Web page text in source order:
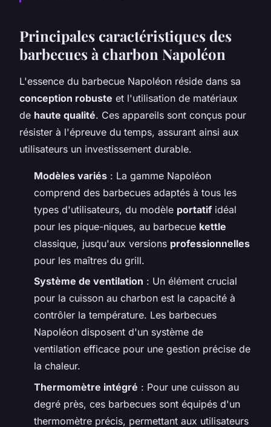
Principales caractéristiques des
barbecues à charbon Napoléon
L'essence du barbecue Napoléon réside dans sa
conception robuste et l'utilisation de matériaux
de haute qualité. Ces appareils sont conçus pour
résister à l'épreuve du temps, assurant ainsi aux
utilisateurs un investissement durable.
Modèles variés : La gamme Napoléon
comprend des barbecues adaptés à tous les
types d'utilisateurs, du modèle portatif idéal
pour les pique-niques, au barbecue kettle
classique, jusqu'aux versions professionnelles
pour les maîtres du grill.
Système de ventilation : Un élément crucial
pour la cuisson au charbon est la capacité à
contrôler la température. Les barbecues
Napoléon disposent d'un système de
ventilation efficace pour une gestion précise de
la chaleur.
Thermomètre intégré : Pour une cuisson au
degré près, ces barbecues sont équipés d'un
thermomètre précis, permettant aux utilisateurs